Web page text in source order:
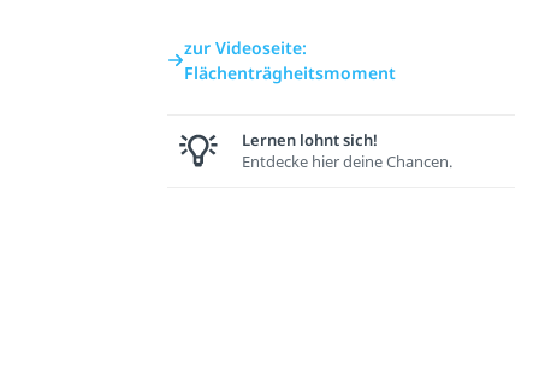
zur Videoseite:
Flächenträgheitsmoment
Lernen lohnt sich!
Entdecke hier deine Chancen.